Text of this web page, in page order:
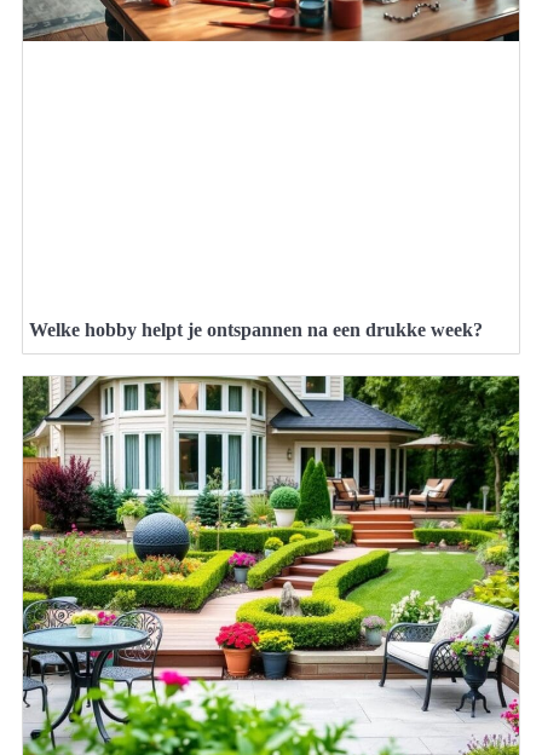
Welke hobby helpt je ontspannen na een drukke week?